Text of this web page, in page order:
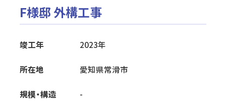
造成事業
リフォーム・メンテナンス
外構工事
F様邸 外構工事
竣工年 2023年
所在地 愛知県常滑市
規模・構造 -